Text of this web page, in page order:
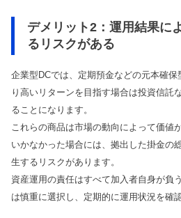
デメリット2：運用結果に
るリスクがある
企業型DCでは、定期預金などの元本確保
り高いリターンを目指す場合は投資信託
ることになります。
これらの商品は市場の動向によって価値
いかなかった場合には、拠出した掛金の
生するリスクがあります。
資産運用の責任はすべて加入者自身が負
は慎重に選択し、定期的に運用状況を確